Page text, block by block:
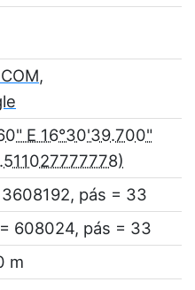
,
E 16°30'39.700"
pás = 33
608024, pás = 33
m